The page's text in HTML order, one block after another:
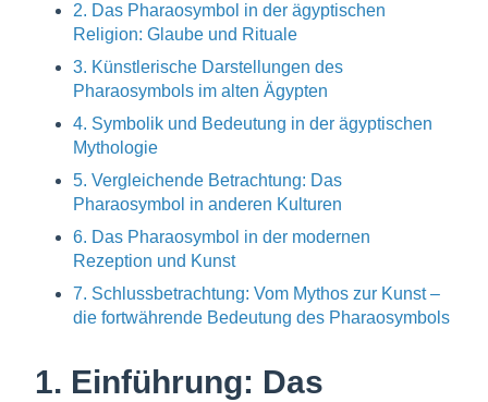
2. Das Pharaosymbol in der ägyptischen
Religion: Glaube und Rituale
3. Künstlerische Darstellungen des
Pharaosymbols im alten Ägypten
4. Symbolik und Bedeutung in der ägyptischen
Mythologie
5. Vergleichende Betrachtung: Das
Pharaosymbol in anderen Kulturen
6. Das Pharaosymbol in der modernen
Rezeption und Kunst
7. Schlussbetrachtung: Vom Mythos zur Kunst –
die fortwährende Bedeutung des Pharaosymbols
1. Einführung: Das